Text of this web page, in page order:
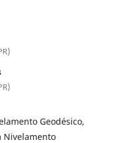
Geodésico,
Nivelamento